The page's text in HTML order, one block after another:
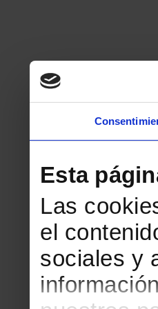
Esta
Las
el
sociales y